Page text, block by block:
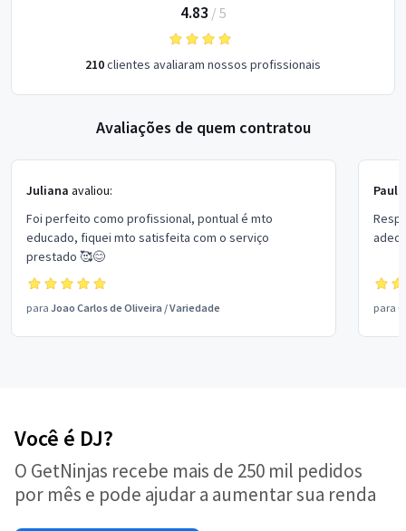
4.83 / 5
210clientes avaliaram nossos profissionais
Avaliações de quem contratou
Juliana avaliou:
Foi perfeito como profissional, pontual é mto
educado, fiquei mto satisfeita com o serviço
prestado 🥰😊
para Joao Carlos de Oliveira /Variedade para
Você é DJ?
O GetNinjas recebe mais de 250 mil pedidos
por mês e pode ajudar a aumentar sua renda